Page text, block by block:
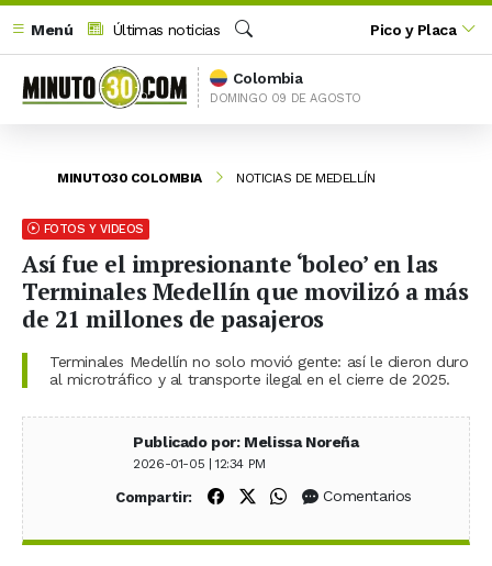
Menú
Últimas noticias
Buscar
Pico y Placa
Colombia
DOMINGO 09 DE AGOSTO
MINUTO30 COLOMBIA NOTICIAS DE MEDELLÍN
FOTOS Y VIDEOS
Así fue el impresionante ‘boleo’ en las
Terminales Medellín que movilizó a más
de 21 millones de pasajeros
Terminales Medellín no solo movió gente: así le dieron duro
al microtráfico y al transporte ilegal en el cierre de 2025.
Publicado por: Melissa Noreña
2026-01-05 | 12:34 PM
Compartir: Compartir en Facebook
Compartir en X (Twitter)
Compartir en WhatsApp
Comentarios